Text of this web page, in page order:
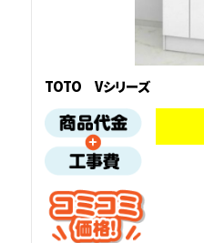
TOTO Vシリーズ